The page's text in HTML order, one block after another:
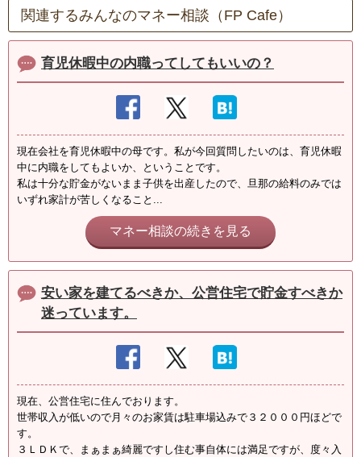
関連するみんなのマネー相談（FP Cafe）
育児休暇中の内職ってしてもいいの？
現在会社を育児休暇中の母です。私が今回質問したいのは、育児休暇
中に内職をしてもよいか、ということです。
私は十分な貯金がないまま子供を出産したので、旦那の給料のみでは
いずれ家計が苦しくなること...
マネー相談の続きを見る
安い家を建てるべきか、公営住宅で貯金すべきか
迷っています。
現在、公営住宅に住んでおります。
世帯収入が低いので月々のお家賃は駐車場込みで３２０００円ほどで
す。
３ＬＤＫで、まぁまぁ綺麗ですし住む事自体には満足ですが、度々入